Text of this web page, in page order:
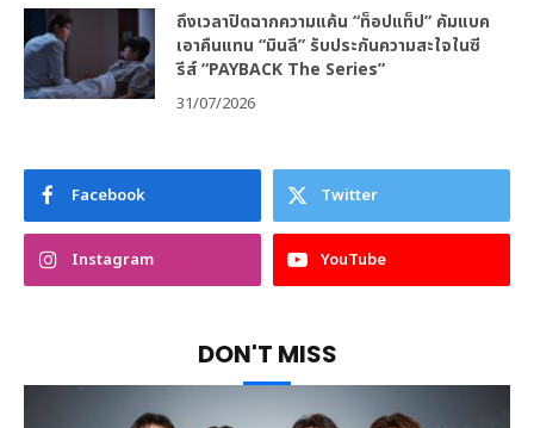
ถึงเวลาปิดฉากความแค้น “ท็อปแท็ป” คัมแบค
เอาคืนแทน “มินลี” รับประกันความสะใจในซี
รีส์ “PAYBACK The Series”
31/07/2026
Facebook Twitter
Instagram YouTube
DON'T MISS